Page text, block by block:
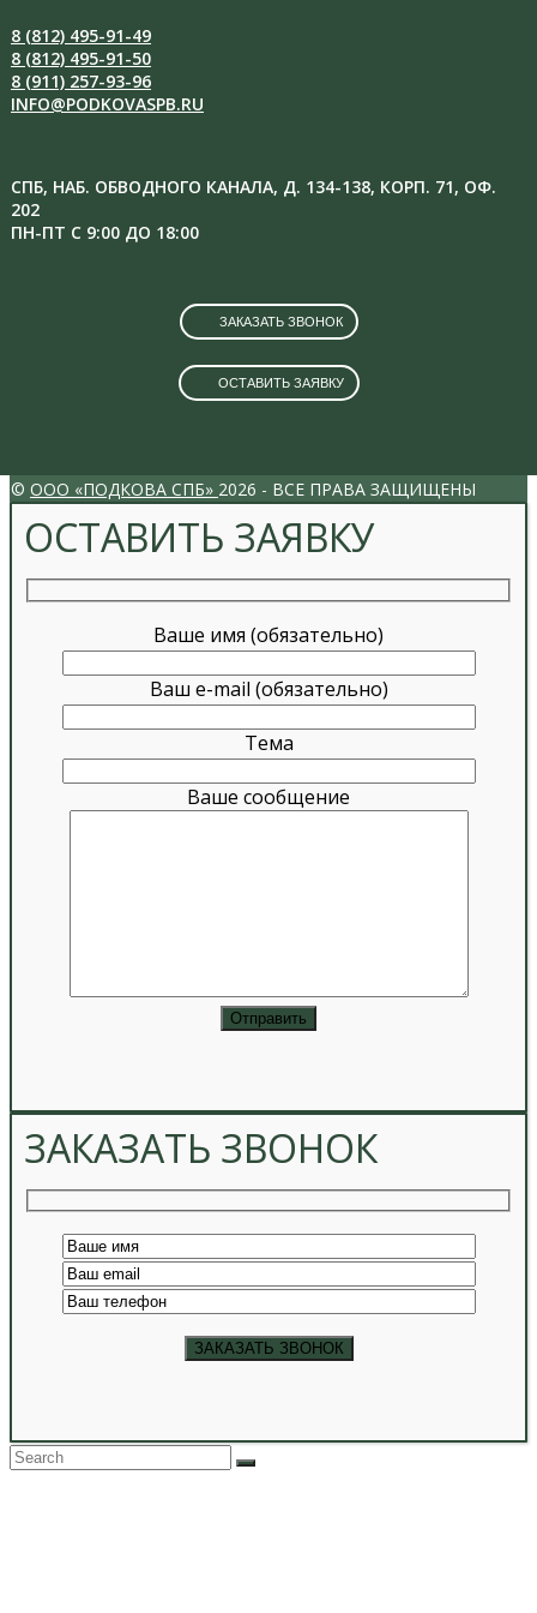
8 (812) 495-91-49
8 (812) 495-91-50
8 (911) 257-93-96
INFO@PODKOVASPB.RU
СПБ, НАБ. ОБВОДНОГО КАНАЛА, Д. 134-138, КОРП. 71, ОФ.
202
ПН-ПТ С 9:00 ДО 18:00
ЗАКАЗАТЬ ЗВОНОК
ОСТАВИТЬ ЗАЯВКУ
© ООО «ПОДКОВА СПБ» 2026 - ВСЕ ПРАВА ЗАЩИЩЕНЫ
ОСТАВИТЬ ЗАЯВКУ
Ваше имя (обязательно)
Ваш e-mail (обязательно)
Тема
Ваше сообщение
ЗАКАЗАТЬ ЗВОНОК